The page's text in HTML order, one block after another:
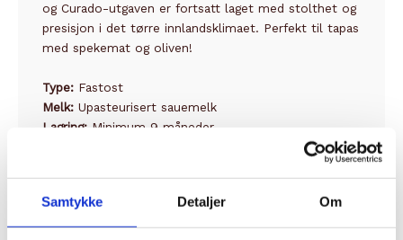
Samtykke Detaljer Om
og Curado-utgaven er fortsatt laget med stolthet og
presisjon i det tørre innlandsklimaet. Perfekt til tapas
med spekemat og oliven!
Type: Fastost
Melk:Upasteurisert sauemelk
Lagring: Minimum 9 måneder